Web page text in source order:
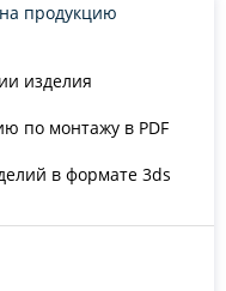
изделия
по монтажу в PDF
в формате 3ds
продукцию